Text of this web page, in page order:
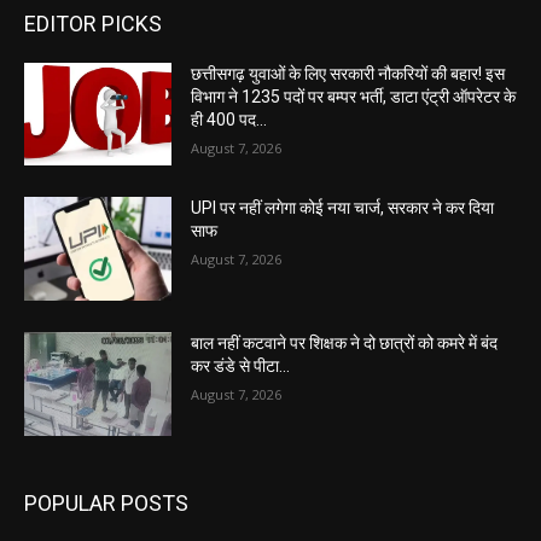
EDITOR PICKS
छत्तीसगढ़ युवाओं के लिए सरकारी नौकरियों की बहार! इस
विभाग ने 1235 पदों पर बम्पर भर्ती, डाटा एंट्री ऑपरेटर के
ही 400 पद…
August 7, 2026
UPI पर नहीं लगेगा कोई नया चार्ज, सरकार ने कर दिया
साफ
August 7, 2026
बाल नहीं कटवाने पर शिक्षक ने दो छात्रों को कमरे में बंद
कर डंडे से पीटा…
August 7, 2026
POPULAR POSTS